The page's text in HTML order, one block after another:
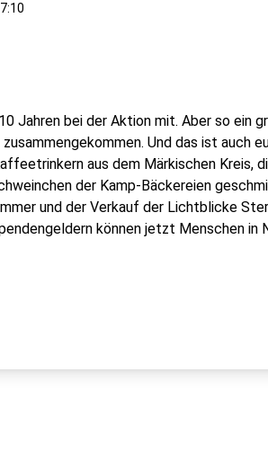
Jahren bei der Aktion mit. Aber so ein
Und das ist auch
aus dem Märkischen Kreis,
der Kamp-Bäckereien
und der Verkauf der Lichtblicke
können jetzt Menschen in